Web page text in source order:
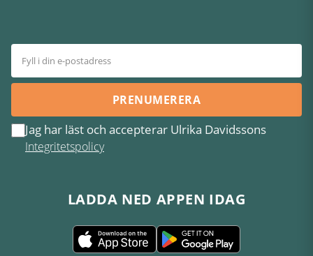
PRENUMERERA
Jag har läst och accepterar Ulrika Davidssons
Integritetspolicy
LADDA NED APPEN IDAG